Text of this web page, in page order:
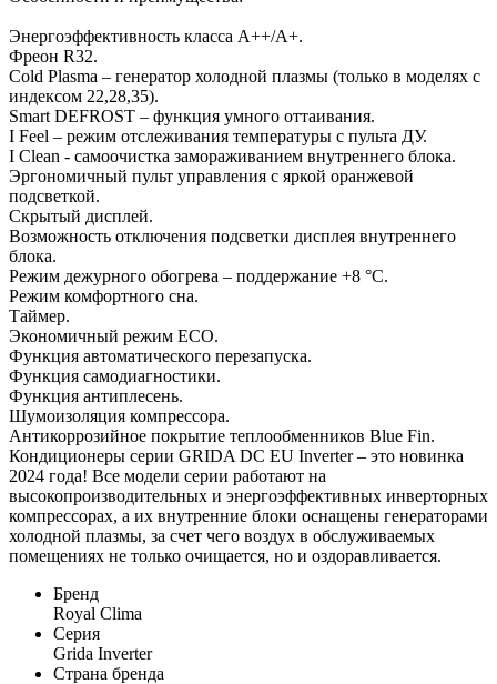
Энергоэффективность класса А++/А+.
Фреон R32.
Cold Plasma – генератор холодной плазмы (только в моделях с
индексом 22,28,35).
Smart DEFROST – функция умного оттаивания.
I Feel – режим отслеживания температуры с пульта ДУ.
I Clean - cамоочистка замораживанием внутреннего блока.
Эргономичный пульт управления с яркой оранжевой
подсветкой.
Скрытый дисплей.
Возможность отключения подсветки дисплея внутреннего
блока.
Режим дежурного обогрева – поддержание +8 °C.
Режим комфортного сна.
Таймер.
Экономичный режим ECO.
Функция автоматического перезапуска.
Функция самодиагностики.
Функция антиплесень.
Шумоизоляция компрессора.
Антикоррозийное покрытие теплообменников Blue Fin.
Кондиционеры серии GRIDA DC EU Inverter – это новинка
2024 года! Все модели серии работают на
высокопроизводительных и энергоэффективных инверторных
компрессорах, а их внутренние блоки оснащены генераторами
холодной плазмы, за счет чего воздух в обслуживаемых
помещениях не только очищается, но и оздоравливается.
Бренд
Royal Clima
Серия
Grida Inverter
Страна бренда